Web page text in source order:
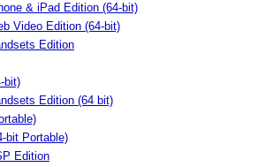
& iPad Edition (64-bit)
Video Edition (64-bit)
Edition
bit)
Edition (64 bit)
bit Portable)
Edition